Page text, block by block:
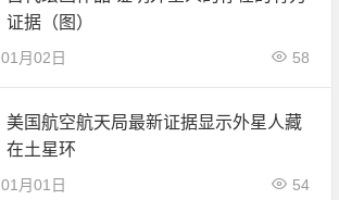
证据（图）
01月02日 58
美国航空航天局最新证据显示外星人藏
在土星环
01月01日 54